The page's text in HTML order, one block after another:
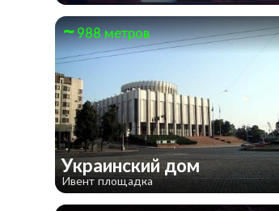
988 метров
Украинский дом
Ивент площадка